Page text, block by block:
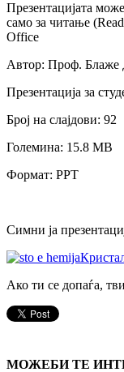
Презентацијата
само за читање
Office
Автор: Проф. Блаже
Презентација за
Број на слајдови: 92
Големина: 15.8 МB
Формат: PPT
Симни ја
Ако ти се допаѓа,
МОЖЕБИ ТЕ